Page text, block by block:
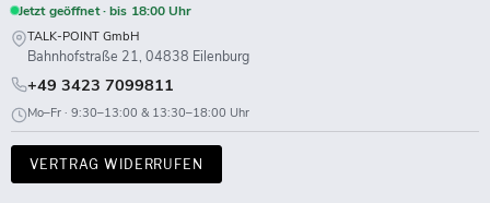
Jetzt geöffnet · bis 18:00 Uhr
TALK-POINT GmbH
Bahnhofstraße 21, 04838 Eilenburg
+49 3423 7099811
Mo–Fr · 9:30–13:00 & 13:30–18:00 Uhr
VERTRAG WIDERRUFEN